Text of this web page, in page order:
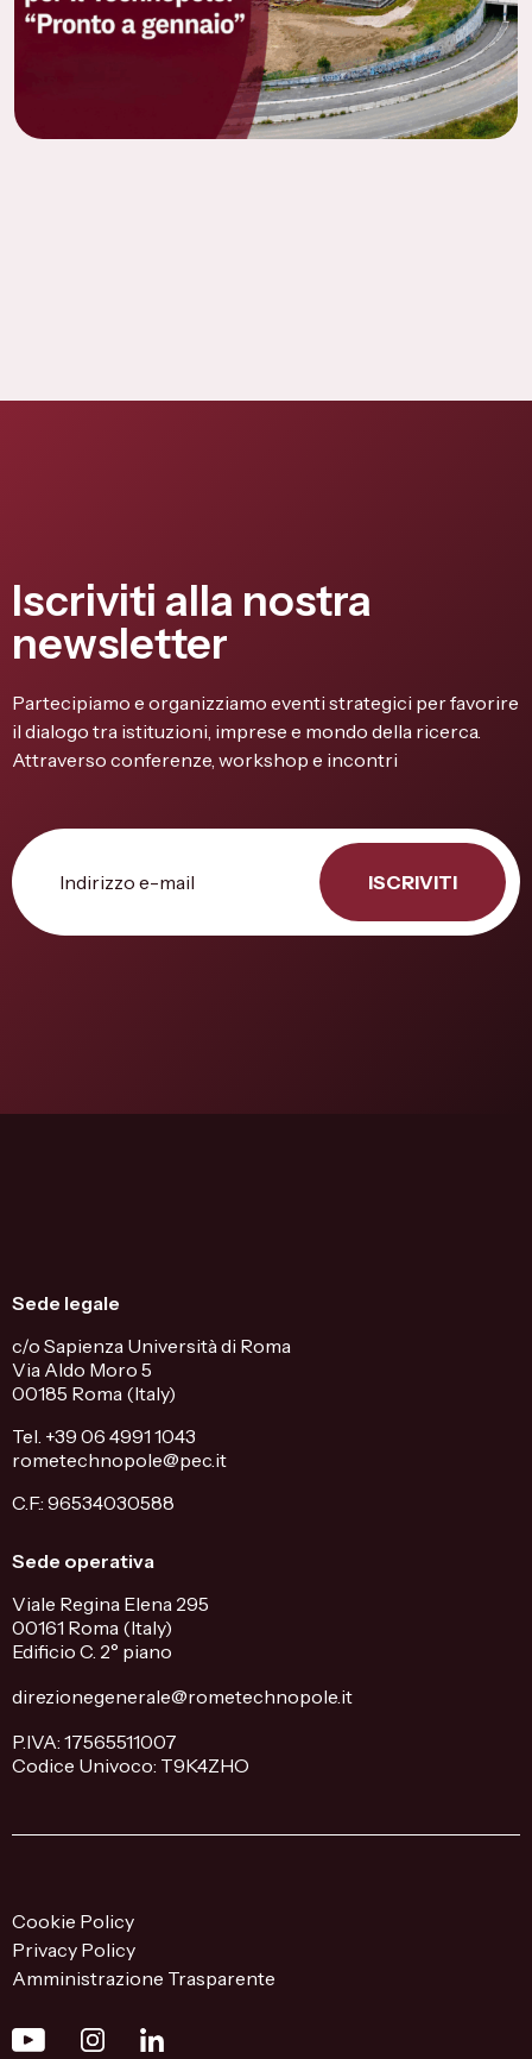
Iscriviti alla nostra
newsletter
Partecipiamo e organizziamo eventi strategici per favorire
il dialogo tra istituzioni, imprese e mondo della ricerca.
Attraverso conferenze, workshop e incontri
ISCRIVITI
Sede legale
c/o Sapienza Università di Roma
Via Aldo Moro 5
00185 Roma (Italy)
Tel. +39 06 4991 1043
rometechnopole@pec.it
C.F.: 96534030588
Sede operativa
Viale Regina Elena 295
00161 Roma (Italy)
Edificio C. 2° piano
direzionegenerale@rometechnopole.it
P.IVA: 17565511007
Codice Univoco: T9K4ZHO
Cookie Policy
Privacy Policy
Amministrazione Trasparente